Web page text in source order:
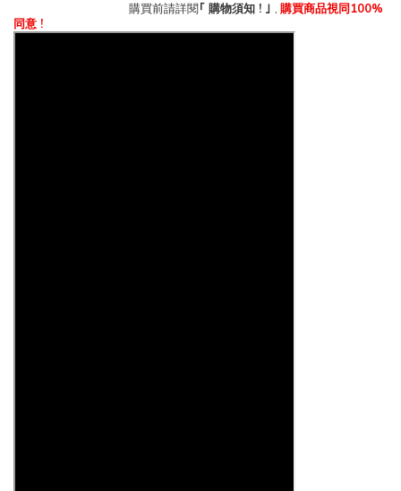
購買前請詳閱 ｢ 購物須知 ! ｣ 購買商品視同 100%
同意 !